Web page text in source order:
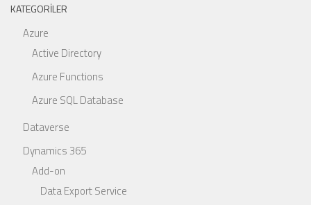
KATEGORILER
Azure
Active Directory
Azure Functions
Azure SQL Database
Dataverse
Dynamics 365
Add-on
Data Export Service